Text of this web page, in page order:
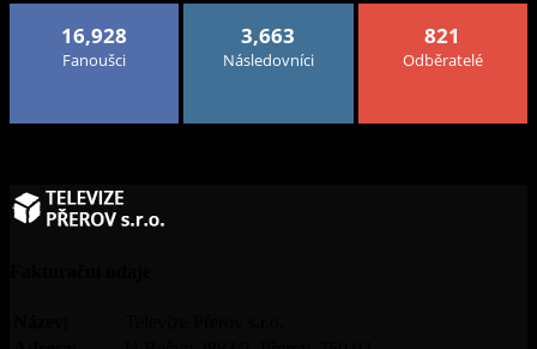
16,928
Fanoušci
3,663
Následovníci
821
Odběratelé